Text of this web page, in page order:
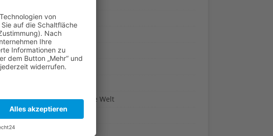
Hochwasser
Ideen-Reich
Italien
Japan
Kulinarisch um die Welt
Kultur